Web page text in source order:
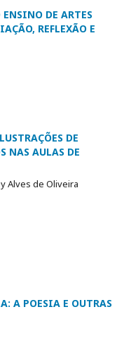
DE ARTES
REFLEXÃO E
DE
NAS AULAS DE
Alves de Oliveira
A POESIA E OUTRAS